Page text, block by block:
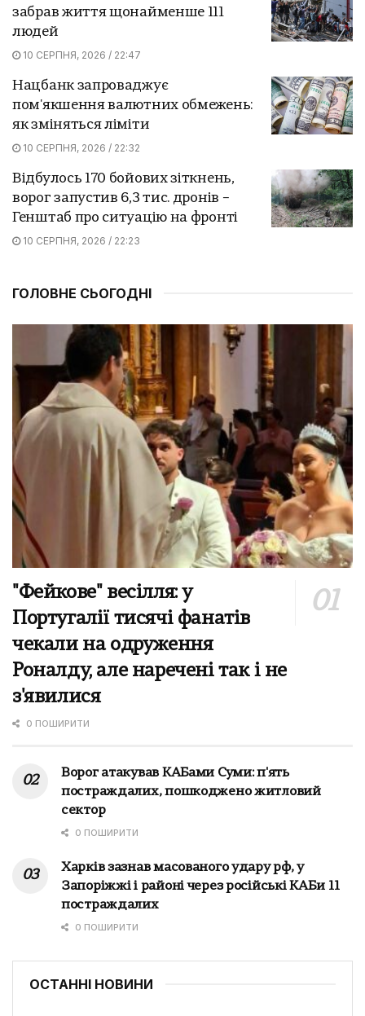
забрав життя щонайменше 111
людей
10 СЕРПНЯ, 2026 / 22:47
Нацбанк запроваджує
пом'якшення валютних обмежень:
як зміняться ліміти
10 СЕРПНЯ, 2026 / 22:32
Відбулось 170 бойових зіткнень,
ворог запустив 6,3 тис. дронів –
Генштаб про ситуацію на фронті
10 СЕРПНЯ, 2026 / 22:23
ГОЛОВНЕ СЬОГОДНІ
"Фейкове" весілля: у
Португалії тисячі фанатів
чекали на одруження
Роналду, але наречені так і не
з'явилися
0 ПОШИРИТИ
Ворог атакував КАБами Суми: п'ять
постраждалих, пошкоджено житловий
сектор
0 ПОШИРИТИ
Харків зазнав масованого удару рф, у
Запоріжжі і районі через російські КАБи 11
постраждалих
0 ПОШИРИТИ
ОСТАННІ НОВИНИ